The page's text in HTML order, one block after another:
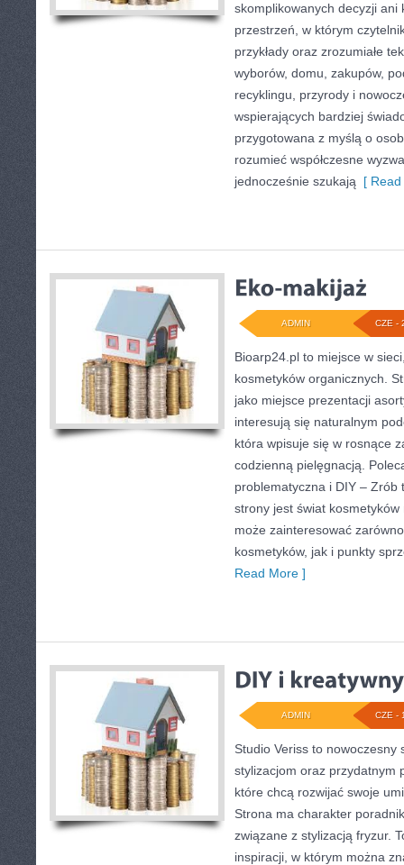
skomplikowanych decyzji ani
przestrzeń, w którym
przykłady oraz zrozumiałe
wyborów, domu, zakupów,
recyklingu, przyrody i
wspierających bardziej
przygotowana z myślą o
rozumieć współczesne
jednocześnie szukają [
CZE -
ADMIN
Bioarp24.pl to miejsce w
kosmetyków organicznych.
jako miejsce prezentacji
interesują się naturalnym
która wpisuje się w rosnące
codzienną pielęgnacją.
problematyczna i DIY – Zrób
strony jest świat
może zainteresować
kosmetyków, jak i punkty
Read More ]
CZE -
ADMIN
Studio Veriss to nowoczesny
stylizacjom oraz przydatnym
które chcą rozwijać swoje
Strona ma charakter
związane z stylizacją fryzur.
inspiracji, w którym można